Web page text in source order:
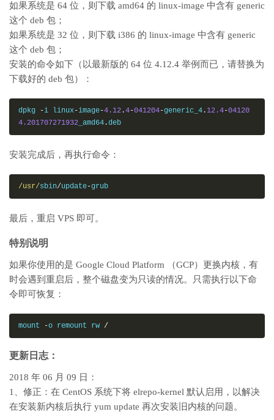
如果系统是 64 位，则下载 amd64 的 linux-image 中含有 generic
这个 deb 包；
如果系统是 32 位，则下载 i386 的 linux-image 中含有 generic
这个 deb 包；
安装的命令如下（以最新版的 64 位 4.12.4 举例而已，请替换为
下载好的 deb 包）：
dpkg -i linux-image-4.12 .4-041204-generic_4 . 12.4-04120
4.201707271932 _amd64 .deb
安装完成后，再执行命令：
/usr/sbin/update-grub
最后，重启 VPS 即可。
特别说明
如果你使用的是 Google Cloud Platform （GCP）更换内核，有
时会遇到重启后，整个磁盘变为只读的情况。只需执行以下命
令即可恢复：
mount -o remount rw /
更新日志：
2018 年 06 月 09 日：
1、修正：在 CentOS 系统下将 elrepo-kernel 默认启用，以解决
在安装新内核后执行 yum update 再次安装旧内核的问题。